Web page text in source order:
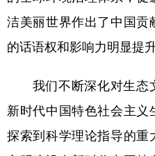
洁美丽世界作出了中国贡
的话语权和影响力明显提升
我们不断深化对生态
新时代中国特色社会主义
探索到科学理论指导的重